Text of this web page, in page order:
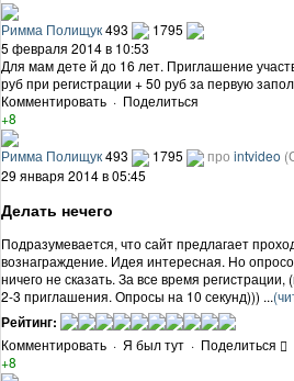
Римма Полищук493
1795
5 февраля 2014 в 10:53
Для мам дете й до 16 лет. Приглашение
руб при регистрации + 50 руб за первую
Комментировать · Поделиться
+8
Римма Полищук493 1795 про intvideo
29 января 2014 в 05:45
Делать нечего
Подразумевается, что сайт предлагает
вознаграждение. Идея интересная. Но
ничего не сказать. За все время
2-3 приглашения. Опросы на 10 секунд))) ...
Рейтинг:
Комментировать · Я был тут · Поделиться
+8